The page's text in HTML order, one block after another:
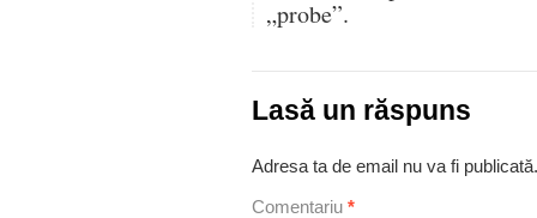
„probe”.
Lasă un răspuns
Adresa ta de email nu va fi publicată.
Comentariu *